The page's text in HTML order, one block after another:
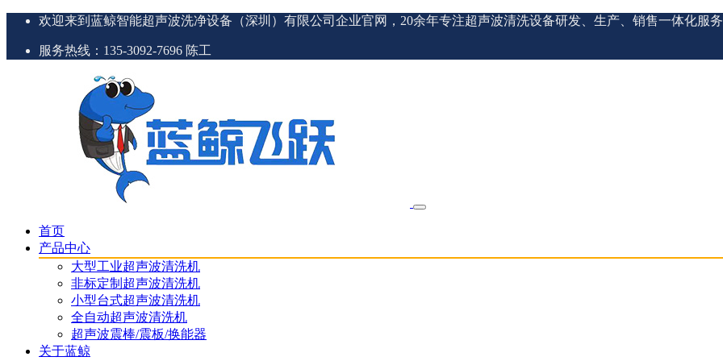
欢迎来到蓝鲸智能超声波洗净设备（深圳）有限公司企业官网，20余年专注超声波清洗设备研发、生产、销售一体化服
服务热线：135-3092-7696 陈工
首页
产品中心
大型工业超声波清洗机
非标定制超声波清洗机
小型台式超声波清洗机
全自动超声波清洗机
超声波震棒/震板/换能器
关于蓝鲸